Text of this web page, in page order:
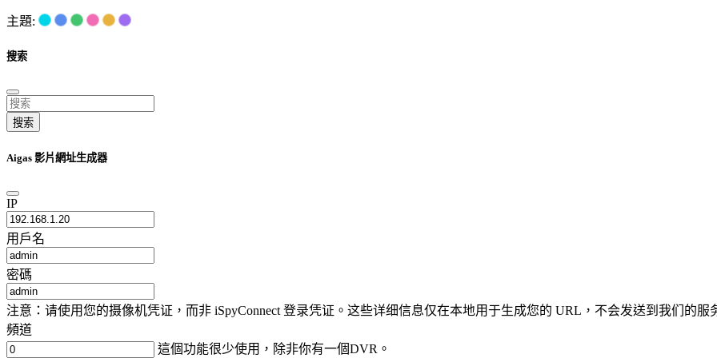
主題:
搜索
搜索
Aigas 影片網址生成器
IP
用戶名
密碼
注意：请使用您的摄像机凭证，而非 iSpyConnect 登录凭证。这些详细信息仅在本地用于生成您的 URL，不会发送到我们的服
頻道
這個功能很少使用，除非你有一個DVR。